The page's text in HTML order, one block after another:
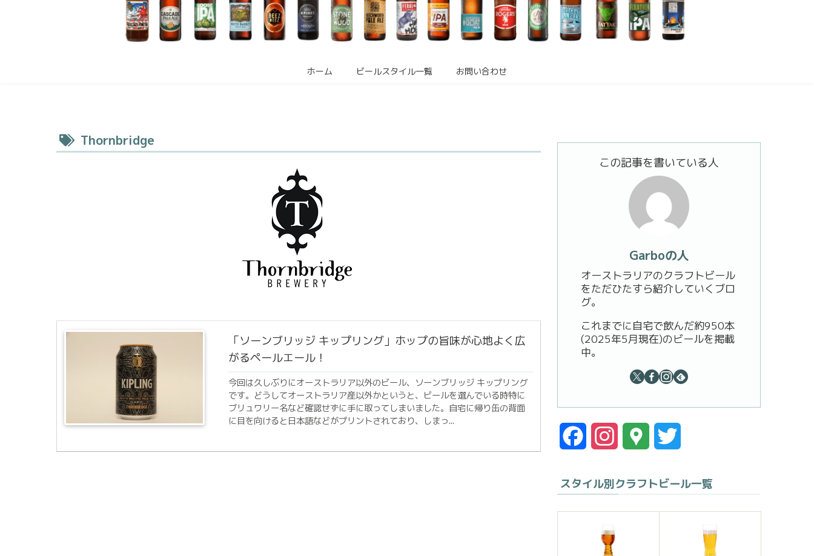
ホーム ビールスタイル一覧 お問い合わせ
Thornbridge
「ソーンブリッジ キップリング」ホップの旨味が心地よく広
がるペールエール！
今回は久しぶりにオーストラリア以外のビール、ソーンブリッジ キップリング
です。どうしてオーストラリア産以外かというと、ビールを選んでいる時特に
ブリュワリー名など確認せずに手に取ってしまいました。自宅に帰り缶の背面
に目を向けると日本語などがプリントされており、しまっ...
この記事を書いている人
Garboの人
オーストラリアのクラフトビール
をただひたすら紹介していくブロ
グ。
これまでに自宅で飲んだ約950本
(2025年5月現在)のビールを掲載
中。
c
e
s
t
o
g
i
t
スタイル別クラフトビール一覧